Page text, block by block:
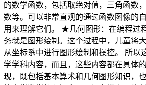
的数学函数，包括取绝对值，三角函数
数等。可以非常直观的通过函数图像的
用来理解它们。 ★几何图形：在编程过
务就是图形绘制。这个过程中，儿童将
从坐标系中进行图形绘制和操控。 所以
学学科内容，而且，这些内容都在具体
现，既包括基本算术和几何图形知识，